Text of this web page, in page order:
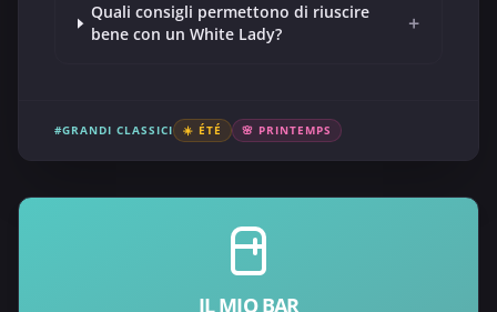
Quali consigli permettono di riuscire
bene con un White Lady?
+
#GRANDI CLASSICI ☀️ ÉTÉ 🌸 PRINTEMPS
IL MIO BAR